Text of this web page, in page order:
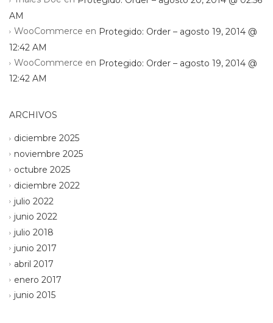
AM
WooCommerce en Protegido: Order – agosto 19, 2014 @
12:42 AM
WooCommerce en Protegido: Order – agosto 19, 2014 @
12:42 AM
ARCHIVOS
diciembre 2025
noviembre 2025
octubre 2025
diciembre 2022
julio 2022
junio 2022
julio 2018
junio 2017
abril 2017
enero 2017
junio 2015